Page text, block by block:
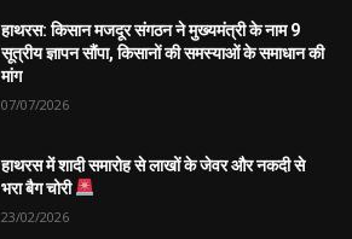
हाथरस: किसान मजदूर संगठन ने मुख्यमंत्री के नाम 9
सूत्रीय ज्ञापन सौंपा, किसानों की समस्याओं के समाधान की
मांग
07/07/2026
हाथरस में शादी समारोह से लाखों के जेवर और नकदी से
भरा बैग चोरी
23/02/2026